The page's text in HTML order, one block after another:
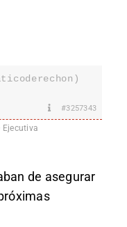
#3257343
Ejecutiva
de asegurar